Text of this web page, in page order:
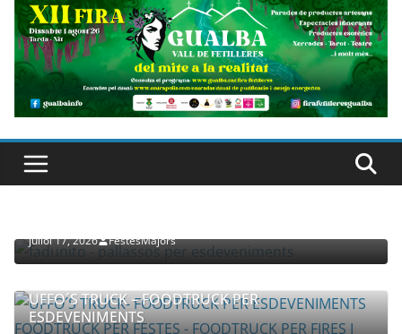
juliol 17, 2026 FestesMajors
UFFO´S TRUCK – FOODTRUCK PER
ESDEVENIMENTS